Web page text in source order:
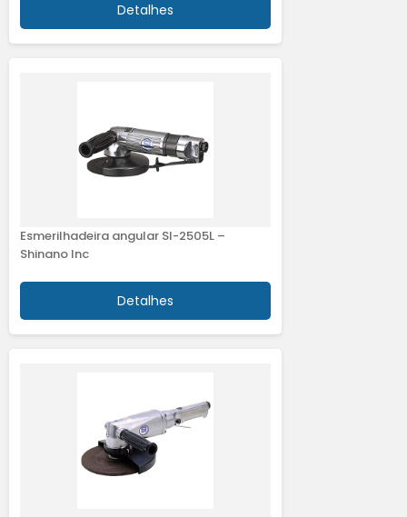
Detalhes
Esmerilhadeira angular SI-2505L –
Shinano Inc
Detalhes